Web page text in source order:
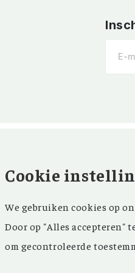
CONTACT
Contact
Bezoekadres
Cookie
We gebruiken cookies op
Door op "Alles accepteren"
om gecontroleerde